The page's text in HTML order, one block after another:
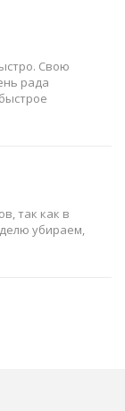
Свою
рада
так как в
убираем,